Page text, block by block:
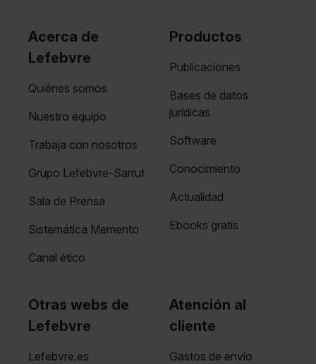
Acerca de
Lefebvre
Quiénes somos
Nuestro equipo
Trabaja con nosotros
Grupo Lefebvre-Sarrut
Sala de Prensa
Sistemática Memento
Canal ético
Productos
Publicaciones
Bases de datos
jurídicas
Software
Conocimiento
Actualidad
Ebooks gratis
Otras webs de
Lefebvre
Lefebvre.es
Atención al
cliente
Gastos de envío